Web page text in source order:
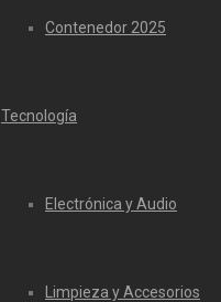
Contenedor 2025
Tecnología
Electrónica y Audio
Limpieza y Accesorios